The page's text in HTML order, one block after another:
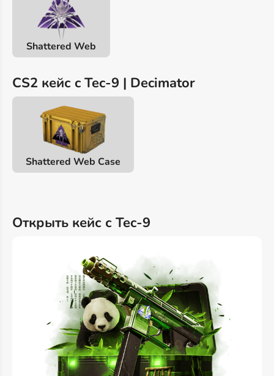
Shattered Web
CS2 кейс c Tec-9 | Decimator
Shattered Web Case
Открыть кейс с Tec-9